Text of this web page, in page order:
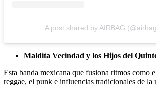
A post shared by AIRBAG
Maldita Vecindad y los Hijos del
Esta banda mexicana que fusiona ritmos como
reggae, el punk e influencias tradicionales de la